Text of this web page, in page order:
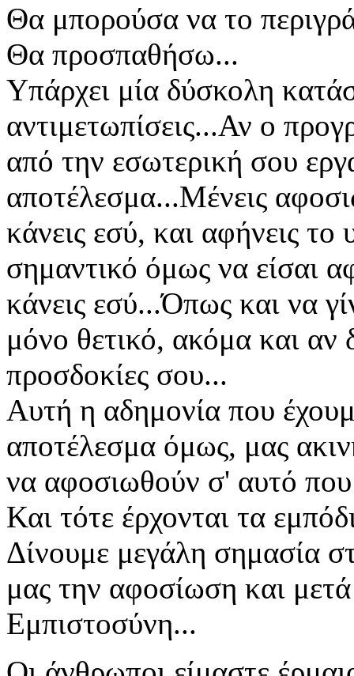
Θα μπορούσα να το
Θα προσπαθήσω...
Υπάρχει μία δύσκολη
αντιμετωπίσεις...Αν ο
από την εσωτερική σου
αποτέλεσμα...Μένεις
κάνεις εσύ, και αφήνεις
σημαντικό όμως να είσαι
κάνεις εσύ...Όπως και να
μόνο θετικό, ακόμα και αν
προσδοκίες σου...
Αυτή η αδημονία που
αποτέλεσμα όμως, μας
να αφοσιωθούν σ' αυτό που
Και τότε έρχονται τα
Δίνουμε μεγάλη σημασία
μας την αφοσίωση και
Εμπιστοσύνη...